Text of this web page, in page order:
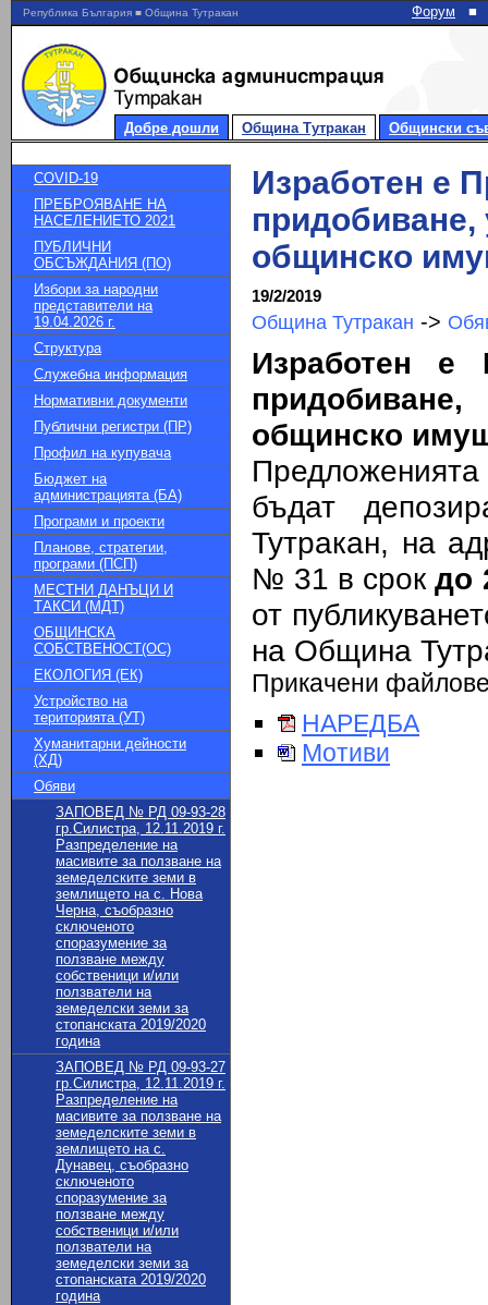
Република България ■ Община Тутракан Форум ■
Добре дошли Община Тутракан Общински
COVID-19
ПРЕБРОЯВАНЕ НА
НАСЕЛЕНИЕТО 2021
ПУБЛИЧНИ
ОБСЪЖДАНИЯ (ПО)
Избори за народни
представители на
19.04.2026 г.
Структура
Служебна информация
Нормативни документи
Публични регистри (ПР)
Профил на купувача
Бюджет на
администрацията (БА)
Програми и проекти
Планове, стратегии,
програми (ПСП)
МЕСТНИ ДАНЪЦИ И
ТАКСИ (МДТ)
ОБЩИНСКА
СОБСТВЕНОСТ(ОС)
ЕКОЛОГИЯ (ЕК)
Устройство на
територията (УТ)
Хуманитарни дейности
(ХД)
Обяви
ЗАПОВЕД № РД 09-93-28
гр.Силистра, 12.11.2019 г.
Разпределение на
масивите за ползване на
земеделските земи в
землището на с. Нова
Черна, съобразно
сключеното
споразумение за
ползване между
собственици и/или
ползватели на
земеделски земи за
стопанската 2019/2020
година
ЗАПОВЕД № РД 09-93-27
гр.Силистра, 12.11.2019 г.
Разпределение на
масивите за ползване на
земеделските земи в
землището на с.
Дунавец, съобразно
сключеното
споразумение за
ползване между
собственици и/или
ползватели на
земеделски земи за
стопанската 2019/2020
година
Изработен е
придобиване,
общинско
19/2/2019
Община Тутракан ->
Изработен
общинско
бъдат
Тутракан, на
№ 31 в срокдо
от
на Община
Прикачени
НАРЕДБА
Мотиви